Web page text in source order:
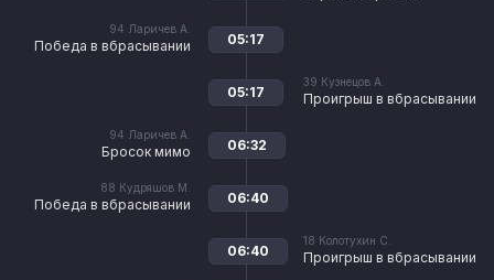
94 Ларичев А.
Победа в вбрасывании 05:17
39 Кузнецов А.
Проигрыш в вбрасывании
05:17
94 Ларичев А.
Бросок мимо 06:32
88 Кудряшов М.
Победа в вбрасывании 06:40
18 Колотухин С.
Проигрыш в вбрасывании
06:40